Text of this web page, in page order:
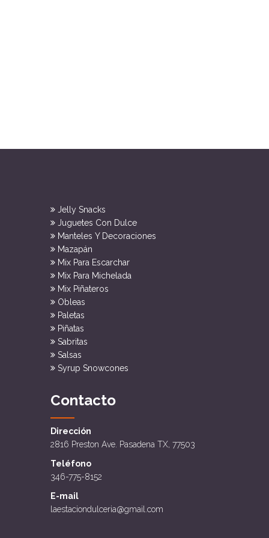
Jelly Snacks
Juguetes Con Dulce
Manteles Y Decoraciones
Mazapán
Mix Para Escarchar
Mix Para Michelada
Mix Piñateros
Obleas
Paletas
Piñatas
Sabritas
Salsas
Syrup Snowcones
Contacto
Dirección
2816 Preston Ave. Pasadena TX, 77503
Teléfono
346-775-8152
E-mail
laestaciondulceria@gmail.com